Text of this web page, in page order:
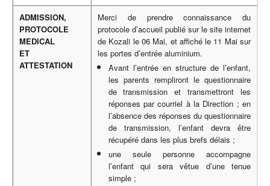
ADMISSION,
PROTOCOLE
MEDICAL
ET
ATTESTATION
Merci de prendre connaissance du
protocole d’accueil publié sur le site internet
de Kozali le 06 Mai, et affiché le 11 Mai sur
les portes d’entrée aluminium.
Avant l’entrée en structure de l’enfant,
les parents rempliront le questionnaire
de transmission et transmettront les
réponses par courriel à la Direction ; en
l’absence des réponses du questionnaire
de transmission, l’enfant devra être
récupéré dans les plus brefs délais ;
une seule personne accompagne
l’enfant qui sera vêtue d’une tenue
simple ;